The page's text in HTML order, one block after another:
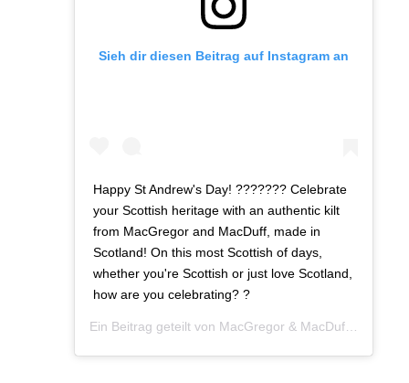
Sieh dir diesen Beitrag auf Instagram an
Happy St Andrew's Day! ??????? Celebrate
your Scottish heritage with an authentic kilt
from MacGregor and MacDuff, made in
Scotland! On this most Scottish of days,
whether you're Scottish or just love Scotland,
how are you celebrating? ?
Ein Beitrag geteilt von MacGregor & MacDuff